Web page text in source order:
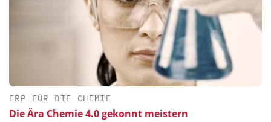
ERP FÜR DIE CHEMIE
Die Ära Chemie 4.0 gekonnt meistern